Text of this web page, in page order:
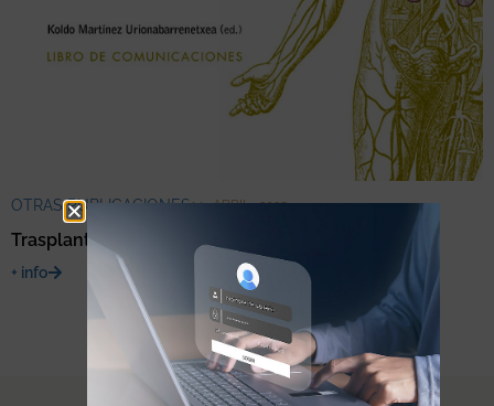
OTRAS PUBLICACIONES14 · ABRIL · 2025
Trasplante renal de donante vivo
+ info